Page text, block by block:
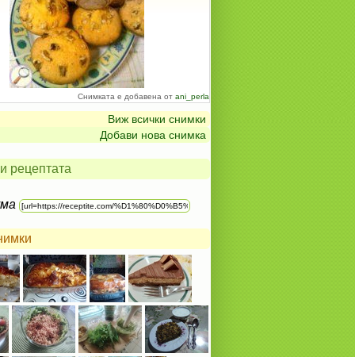
Снимката е добавена от ani_perla
Виж всички снимки
Добави нова снимка
рецептата